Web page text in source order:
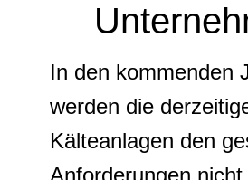
In den kommenden
werden die
Kälteanlagen den